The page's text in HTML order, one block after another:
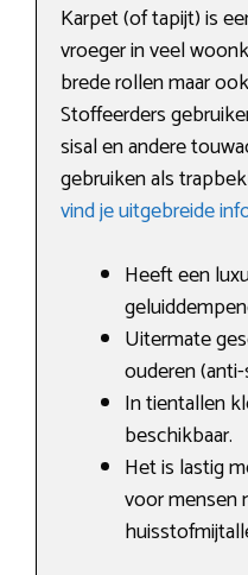
Karpet (of tapijt) is
vroeger in veel
brede rollen maar
Stoffeerders
sisal en andere
gebruiken als
vind je uitgebreide
Heeft een
Uitermate
ouderen
In tientallen
beschikbaar.
Het is lastig
voor mensen